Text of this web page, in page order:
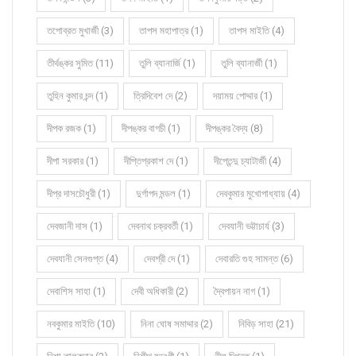
তপোব্রত মুখার্জী (3) তাপস মহাপাত্র (1) তাপস মাইতি (4)
তীর্থঙ্কর সুমিত (11) তুলি ব্যানার্জি (1) তুলি ব্যানার্জী (1)
তুহিন কুমার চন্দ (1) ত্রিদিবেশ দে (2) দয়াময় পোদ্দার (1)
দীপক রজক (1) দীপঙ্কর বাগচী (1) দীপঙ্কর বৈদ্য (8)
দীপা সরকার (1) দীপ্তিপ্রকাশ দে (1) দীপ্তেন্দু চ্যাটার্জী (4)
দীপ্র দাসচৌধুরী (1) দুর্গাপদ মন্ডল (1) দেবকুমার মুখোপাধ্যায় (4)
দেবজানী দাস (1) দেবনাথ চক্রবর্তী (1) দেবযানী ভট্টাচার্য (3)
দেবযানী সেনগুপ্ত (4) দেবশ্রী দে (1) দেবারতি গুহ সামন্ত (6)
দেবাশিস সাহা (1) দেবী অধিকারী (2) দ্বৈপায়ন নাগ (1)
নবকুমার মাইতি (10) নিনা ঘোষ সমাদ্দার (2) নিবিড় সাহা (21)